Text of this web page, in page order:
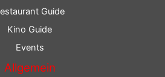
Guide
Kino Guide
Events
Allgemein